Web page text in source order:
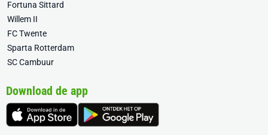
Fortuna Sittard
Willem II
FC Twente
Sparta Rotterdam
SC Cambuur
Download de app